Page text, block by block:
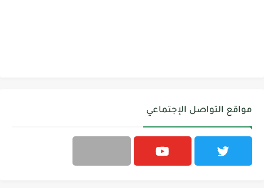
مواقع التواصل الإجتماعي